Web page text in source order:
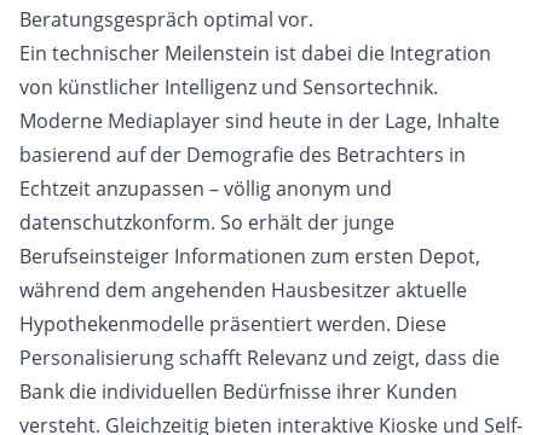
Beratungsgespräch optimal vor.
Ein technischer Meilenstein ist dabei die Integration
von künstlicher Intelligenz und Sensortechnik.
Moderne Mediaplayer sind heute in der Lage, Inhalte
basierend auf der Demografie des Betrachters in
Echtzeit anzupassen – völlig anonym und
datenschutzkonform. So erhält der junge
Berufseinsteiger Informationen zum ersten Depot,
während dem angehenden Hausbesitzer aktuelle
Hypothekenmodelle präsentiert werden. Diese
Personalisierung schafft Relevanz und zeigt, dass die
Bank die individuellen Bedürfnisse ihrer Kunden
versteht. Gleichzeitig bieten interaktive Kioske und Self-